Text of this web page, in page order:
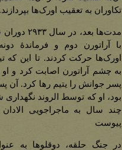
تکاوران به تعقیب اورک‌ها بپردازند.
مدت‌ها بعد، در
با آراتورن دوم و فرماندۀ
اورک‌ها حرکت کردند. تا این که
به چشم آراتورن اصابت کرد و
پسر جوانش را یتیم رها کرد. آن
بود، او که توسط الروند نگهداری
چند سال به ماجراجویی الادان
پیوست
در جنگ حلقه، دوقلوها به